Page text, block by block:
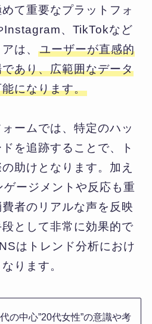
て重要なプラットフォ
Instagram、TikTokなど
は、ユーザーが直感的
あり、広範囲なデータ
になります。
ームでは、特定のハッ
を追跡することで、ト
助けとなります。加え
ージメントや反応も重
者のリアルな声を反映
として非常に効果的で
はトレンド分析におけ
ります。
の中心”20代女性”の意識や考